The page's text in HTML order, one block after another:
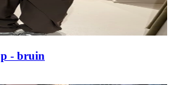
- bruin